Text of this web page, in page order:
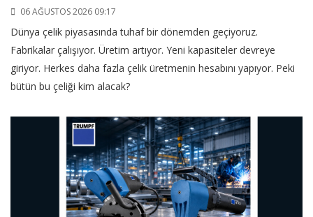
06 AĞUSTOS 2026 09:17
Dünya çelik piyasasında tuhaf bir dönemden geçiyoruz.
Fabrikalar çalışıyor. Üretim artıyor. Yeni kapasiteler devreye
giriyor. Herkes daha fazla çelik üretmenin hesabını yapıyor. Peki
bütün bu çeliği kim alacak?